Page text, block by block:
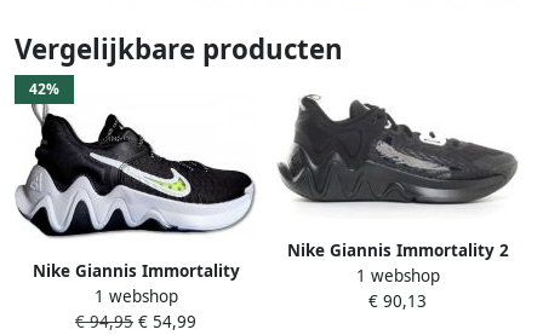
Vergelijkbare producten
42%
Nike Giannis Immortality
Black Clear White Wolf Grey
Schoenmaat 40 1 2
1 webshop
€ 94,95 € 54,99
Nike Giannis Immortality 2
Black Black Wolf Grey White
Schoenmaat 40 1 2
1 webshop
€ 90,13